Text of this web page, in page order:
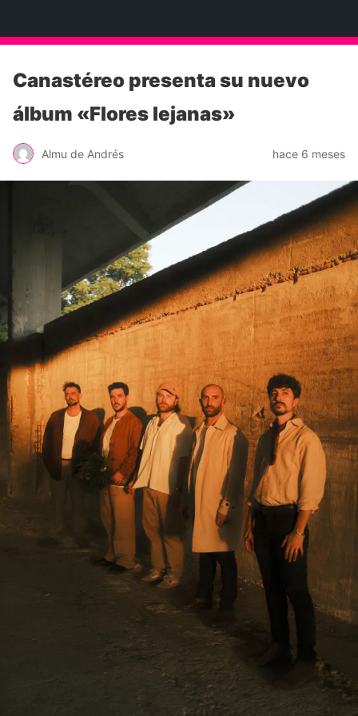
Canastéreo presenta su nuevo
álbum «Flores lejanas»
Almu de Andrés hace 6 meses